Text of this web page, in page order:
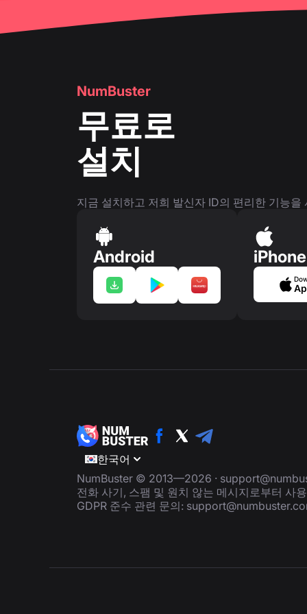
NumBuster
무료로
설치
지금 설치하고 저희 발신자 ID의 편리한 기능을
Android iPhone
한국어
NumBuster © 2013—2026 ·
전화 사기, 스팸 및 원치 않는 메시지로부터 사
GDPR 준수 관련 문의: